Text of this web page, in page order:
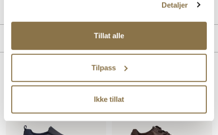
Detaljer
Tillat alle
Tilpass
Ikke tillat
Såle:Støtdempende
Lignende produkter